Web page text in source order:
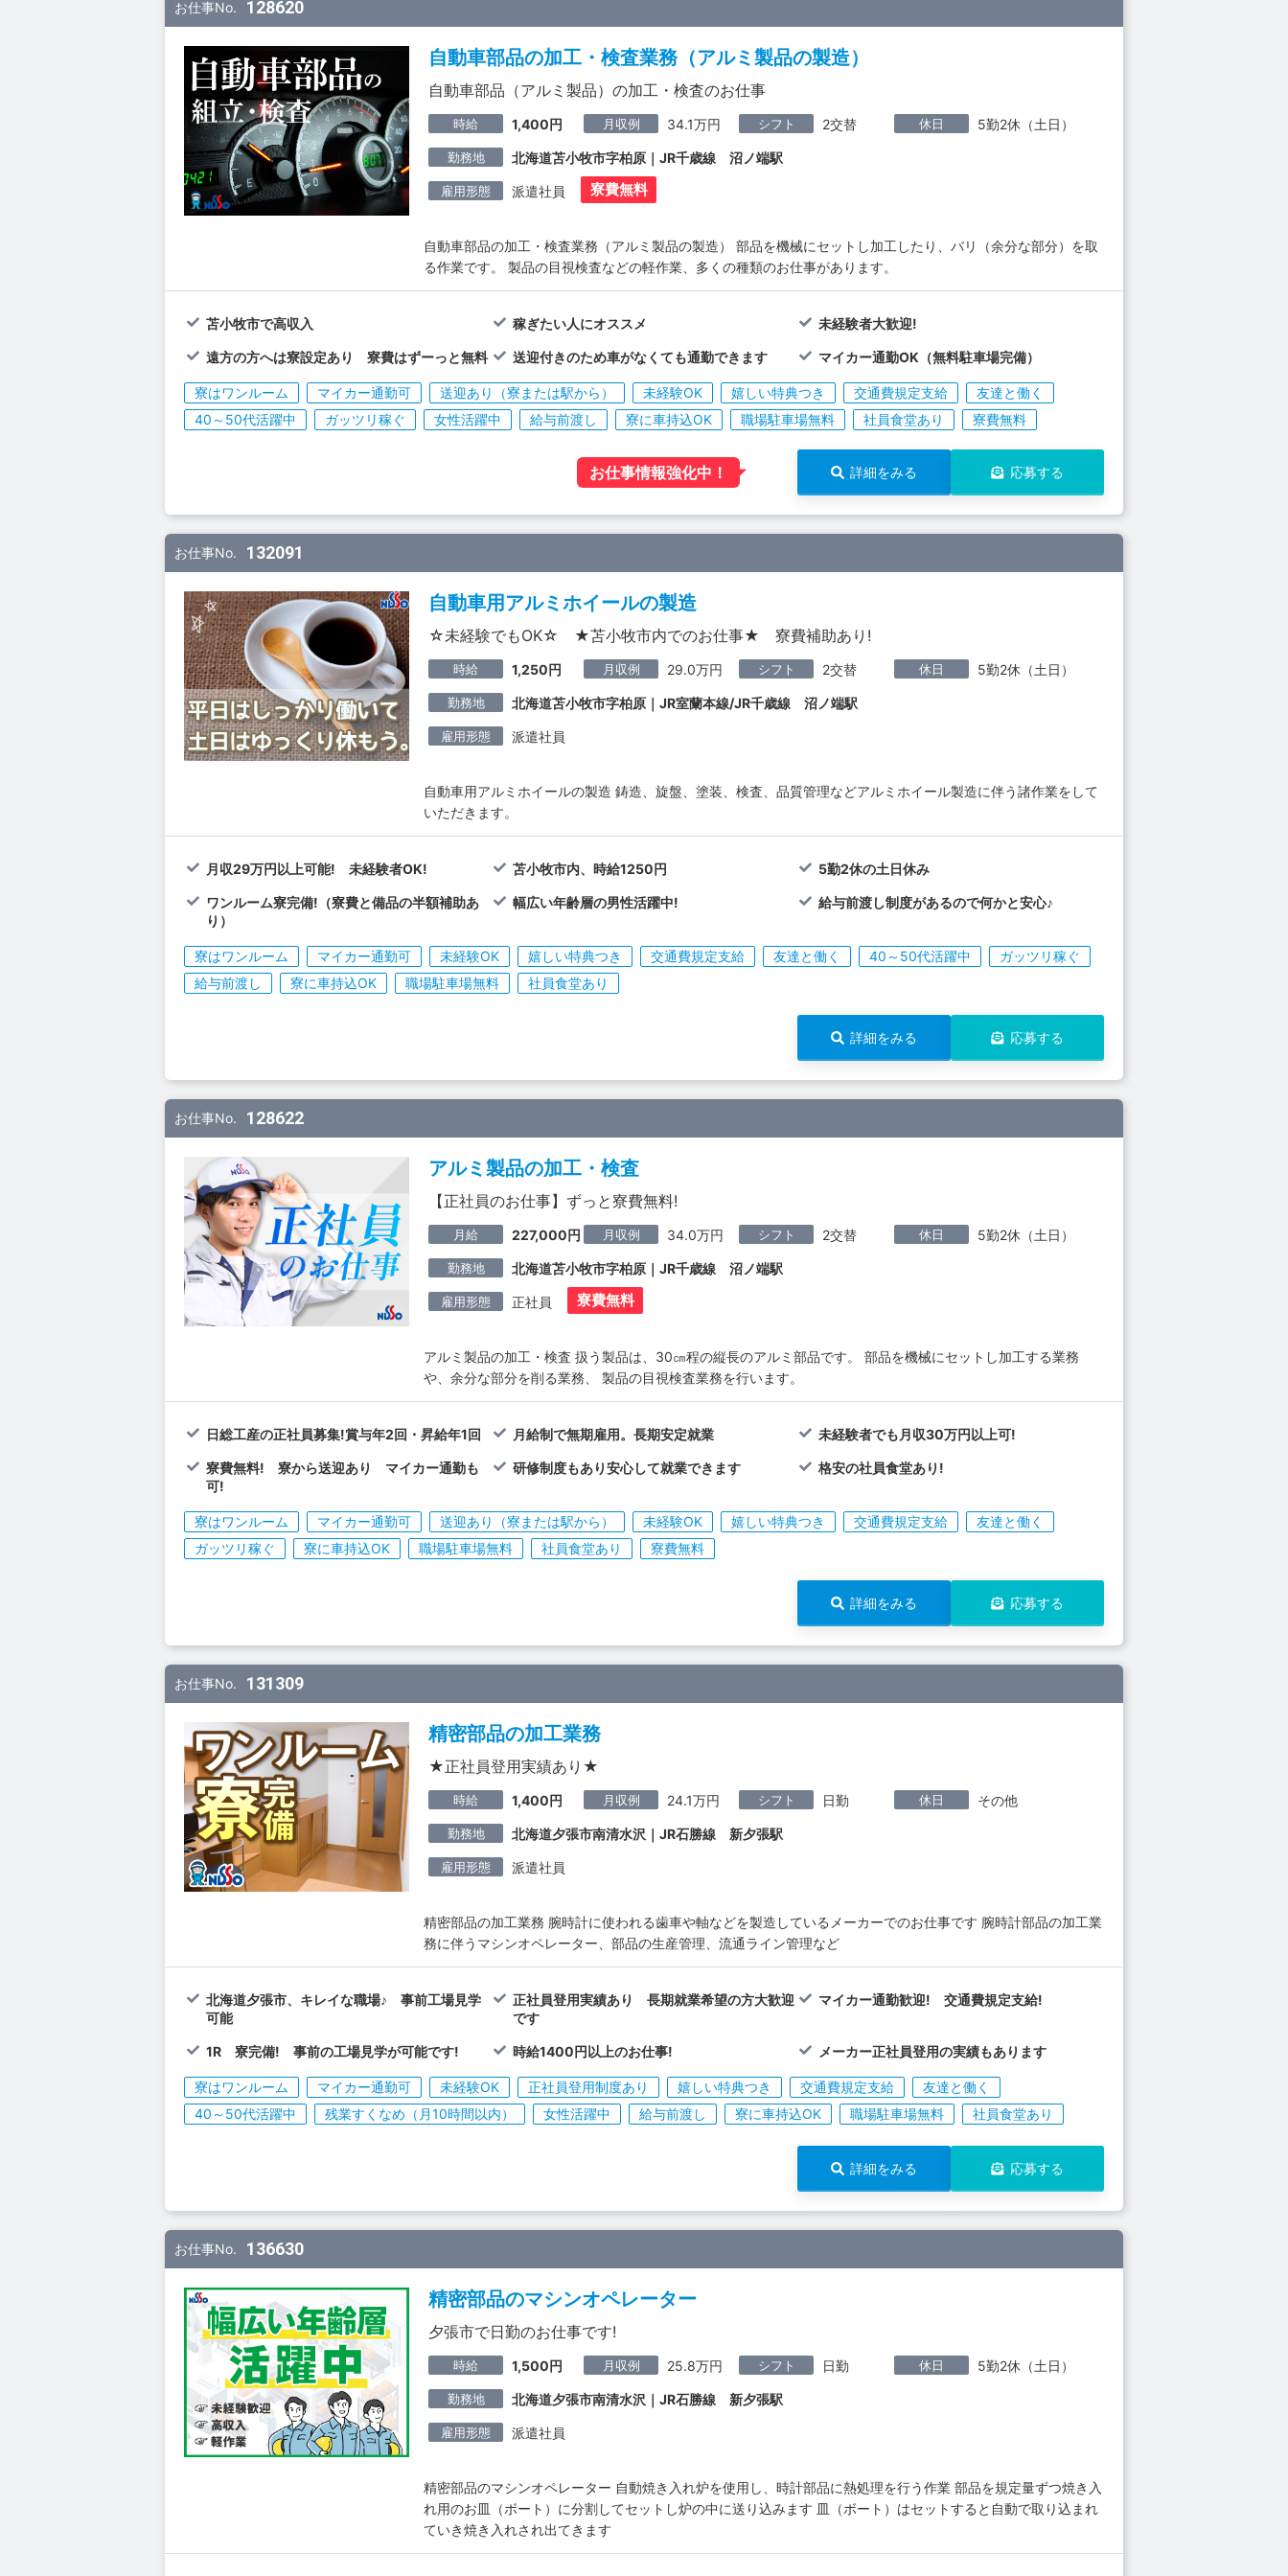
お仕事No. 128620
自動車部品の加工・検査業務（アルミ製品の製造）
自動車部品（アルミ製品）の加工・検査のお仕事
時給 1,400円 月収例 34.1万円 シフト 2交替 休日 5勤2休（土日）
勤務地 北海道苫小牧市字柏原｜JR千歳線 沼ノ端駅
雇用形態 派遣社員 寮費無料
自動車部品の加工・検査業務（アルミ製品の製造） 部品を機械にセットし加工したり、バリ（余分な部分）を取
る作業です。 製品の目視検査などの軽作業、多くの種類のお仕事があります。
苫小牧市で高収入 稼ぎたい人にオススメ 未経験者大歓迎!
遠方の方へは寮設定あり 寮費はずーっと無料 送迎付きのため車がなくても通勤できます マイカー通勤OK（無料駐車場完備）
寮はワンルーム マイカー通勤可 送迎あり（寮または駅から） 未経験OK 嬉しい特典つき 交通費規定支給
友達と働く
40～50代活躍中
ガッツリ稼ぐ 女性活躍中 給与前渡し 寮に車持込OK 職場駐車場無料 社員食堂あり 寮費無料
お仕事情報強化中！ 詳細をみる 応募する
お仕事No. 132091
自動車用アルミホイールの製造
☆未経験でもOK☆ ★苫小牧市内でのお仕事★ 寮費補助あり!
時給 1,250円 月収例 29.0万円 シフト 2交替 休日 5勤2休（土日）
勤務地 北海道苫小牧市字柏原｜JR室蘭本線/JR千歳線 沼ノ端駅
雇用形態 派遣社員
自動車用アルミホイールの製造 鋳造、旋盤、塗装、検査、品質管理などアルミホイール製造に伴う諸作業をして
いただきます。
月収29万円以上可能! 未経験者OK! 苫小牧市内、時給1250円 5勤2休の土日休み
ワンルーム寮完備!（寮費と備品の半額補助あ
り）
幅広い年齢層の男性活躍中! 給与前渡し制度があるので何かと安心♪
寮はワンルーム マイカー通勤可 未経験OK 嬉しい特典つき 交通費規定支給 友達と働く 40～50代活躍中
ガッツリ稼ぐ
給与前渡し
寮に車持込OK 職場駐車場無料 社員食堂あり
詳細をみる 応募する
お仕事No. 128622
アルミ製品の加工・検査
【正社員のお仕事】ずっと寮費無料!
月給 227,000円 月収例 34.0万円 シフト 2交替 休日 5勤2休（土日）
勤務地 北海道苫小牧市字柏原｜JR千歳線 沼ノ端駅
雇用形態 正社員 寮費無料
アルミ製品の加工・検査 扱う製品は、30㎝程の縦長のアルミ部品です。 部品を機械にセットし加工する業務
や、余分な部分を削る業務、 製品の目視検査業務を行います。
日総工産の正社員募集!賞与年2回・昇給年1回 月給制で無期雇用。長期安定就業 未経験者でも月収30万円以上可!
寮費無料! 寮から送迎あり マイカー通勤も
可!
研修制度もあり安心して就業できます 格安の社員食堂あり!
寮はワンルーム マイカー通勤可 送迎あり（寮または駅から） 未経験OK 嬉しい特典つき 交通費規定支給
友達と働く
ガッツリ稼ぐ
寮に車持込OK 職場駐車場無料 社員食堂あり 寮費無料
詳細をみる 応募する
お仕事No. 131309
精密部品の加工業務
★正社員登用実績あり★
時給 1,400円 月収例 24.1万円 シフト 日勤 休日 その他
勤務地 北海道夕張市南清水沢｜JR石勝線 新夕張駅
雇用形態 派遣社員
精密部品の加工業務 腕時計に使われる歯車や軸などを製造しているメーカーでのお仕事です 腕時計部品の加工業
務に伴うマシンオペレーター、部品の生産管理、流通ライン管理など
北海道夕張市、キレイな職場♪ 事前工場見学
可能
正社員登用実績あり 長期就業希望の方大歓迎
です
マイカー通勤歓迎! 交通費規定支給!
1R 寮完備! 事前の工場見学が可能です! 時給1400円以上のお仕事! メーカー正社員登用の実績もあります
寮はワンルーム マイカー通勤可 未経験OK 正社員登用制度あり 嬉しい特典つき 交通費規定支給
友達と働く
40～50代活躍中
残業すくなめ（月10時間以内） 女性活躍中 給与前渡し 寮に車持込OK 職場駐車場無料 社員食堂あり
詳細をみる 応募する
お仕事No. 136630
精密部品のマシンオペレーター
夕張市で日勤のお仕事です!
時給 1,500円 月収例 25.8万円 シフト 日勤 休日 5勤2休（土日）
勤務地 北海道夕張市南清水沢｜JR石勝線 新夕張駅
雇用形態 派遣社員
精密部品のマシンオペレーター 自動焼き入れ炉を使用し、時計部品に熱処理を行う作業 部品を規定量ずつ焼き入
れ用のお皿（ボート）に分割してセットし炉の中に送り込みます 皿（ボート）はセットすると自動で取り込まれ
ていき焼き入れされ出てきます